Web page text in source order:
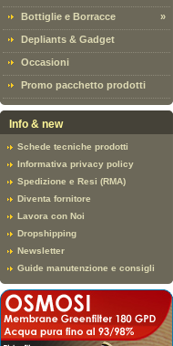
Bottiglie e Borracce »
Depliants & Gadget
Occasioni
Promo pacchetto prodotti
Info & new
Schede tecniche prodotti
Informativa privacy policy
Spedizione e Resi (RMA)
Diventa fornitore
Lavora con Noi
Dropshipping
Newsletter
Guide manutenzione e consigli